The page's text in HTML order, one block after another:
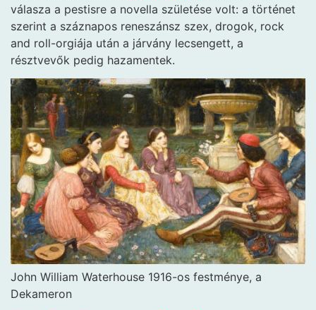
válasza a pestisre a novella születése volt: a történet
szerint a száznapos reneszánsz szex, drogok, rock
and roll-orgiája után a járvány lecsengett, a
résztvevők pedig hazamentek.
John William Waterhouse 1916-os festménye, a
Dekameron